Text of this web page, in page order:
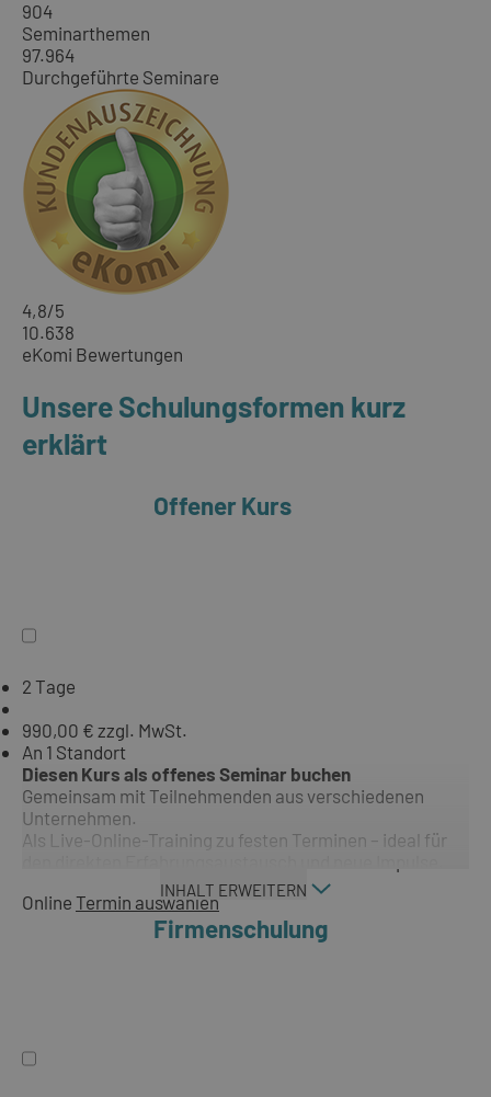
904
Seminarthemen
97.964
Durchgeführte Seminare
4,8/5
10.638
eKomi Bewertungen
Unsere Schulungsformen kurz
erklärt
Offener Kurs
2 Tage
990,00 € zzgl. MwSt.
An 1 Standort
Diesen Kurs als offenes Seminar buchen
Gemeinsam mit Teilnehmenden aus verschiedenen
Unternehmen.
Als Live-Online-Training zu festen Terminen – ideal für
INHALT ERWEITERN
Online Termin auswählen
Firmenschulung